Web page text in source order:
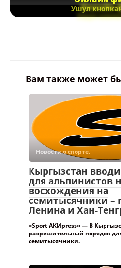
Ушул
Вам также может
Новости о спорте.
Кыргызстан
для альпинистов
восхождения на
семитысячники –
Ленина и Хан-
«Sport АКИpress» — В
разрешительный порядок
семитысячники.